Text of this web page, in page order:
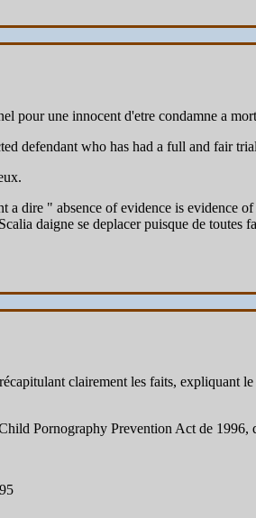
pour une innocent d'etre condamne a
defendant who has had a full and fair
a dire " absence of evidence is
daigne se deplacer puisque de toutes
clairement les faits, expliquant
Pornography Prevention Act de 1996,